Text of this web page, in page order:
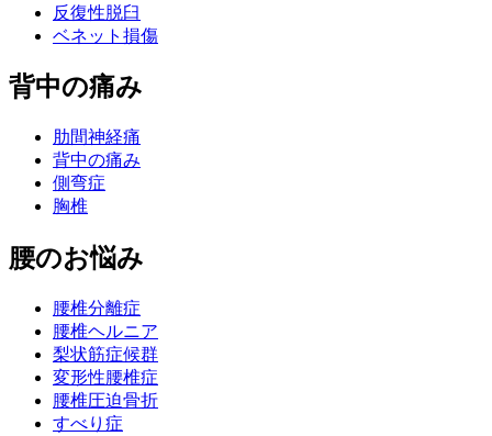
反復性脱臼
ベネット損傷
背中の痛み
肋間神経痛
背中の痛み
側弯症
胸椎
腰のお悩み
腰椎分離症
腰椎ヘルニア
梨状筋症候群
変形性腰椎症
腰椎圧迫骨折
すべり症